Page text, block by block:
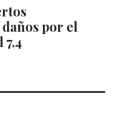
por el